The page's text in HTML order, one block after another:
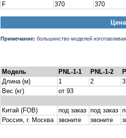
F
370 370
Примечание: большинство моделей
Модель PNL-1-1 PNL-1-2
Длина (м)
1 2
3
Вес (кг)
от 93
Китай (FOB) под заказ под заказ
Россия, г. Москва
звоните звоните